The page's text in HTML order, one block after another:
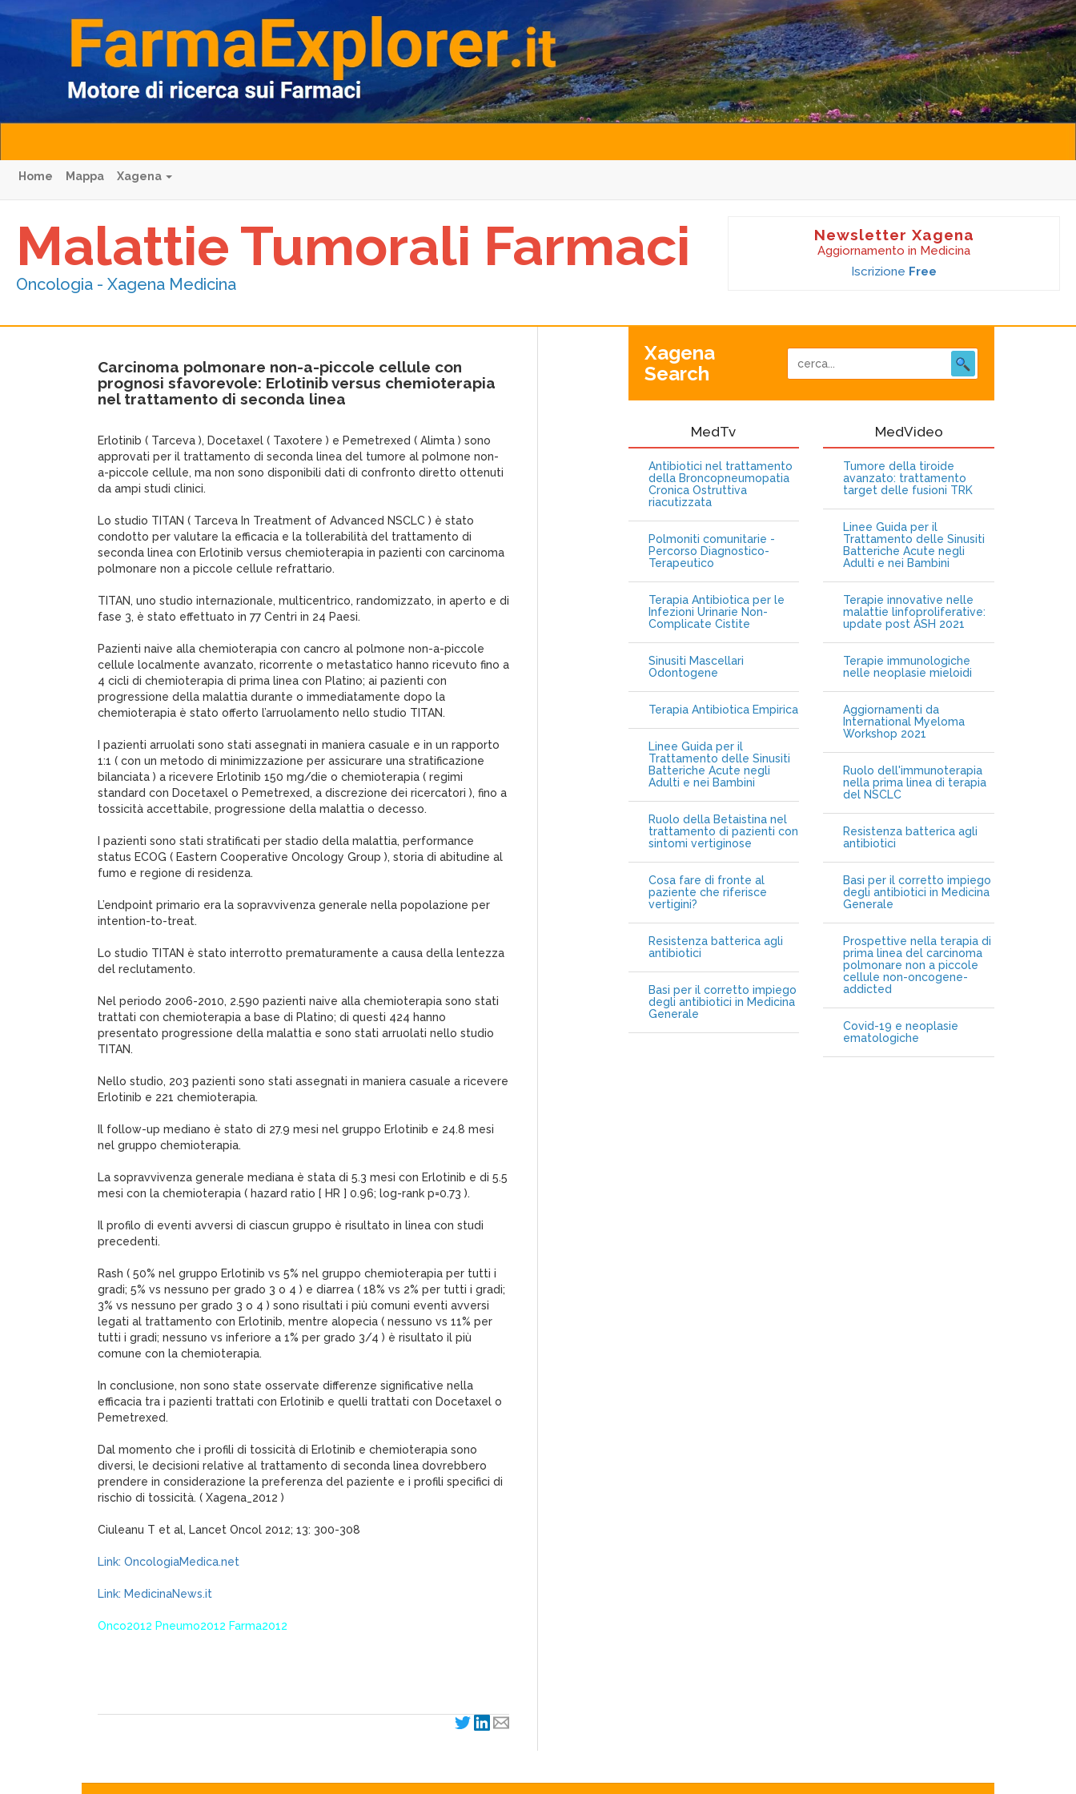
Home Mappa Xagena
Malattie Tumorali Farmaci
Oncologia - Xagena Medicina
Newsletter Xagena
Aggiornamento in Medicina
Iscrizione Free
Carcinoma polmonare non-a-piccole cellule con
prognosi sfavorevole: Erlotinib versus chemioterapia
nel trattamento di seconda linea
Erlotinib ( Tarceva ), Docetaxel ( Taxotere ) e Pemetrexed ( Alimta ) sono
approvati per il trattamento di seconda linea del tumore al polmone non-
a-piccole cellule, ma non sono disponibili dati di confronto diretto ottenuti
da ampi studi clinici.
Lo studio TITAN ( Tarceva In Treatment of Advanced NSCLC ) è stato
condotto per valutare la efficacia e la tollerabilità del trattamento di
seconda linea con Erlotinib versus chemioterapia in pazienti con carcinoma
polmonare non a piccole cellule refrattario.
TITAN, uno studio internazionale, multicentrico, randomizzato, in aperto e di
fase 3, è stato effettuato in 77 Centri in 24 Paesi.
Pazienti naive alla chemioterapia con cancro al polmone non-a-piccole
cellule localmente avanzato, ricorrente o metastatico hanno ricevuto fino a
4 cicli di chemioterapia di prima linea con Platino; ai pazienti con
progressione della malattia durante o immediatamente dopo la
chemioterapia è stato offerto l’arruolamento nello studio TITAN.
I pazienti arruolati sono stati assegnati in maniera casuale e in un rapporto
1:1 ( con un metodo di minimizzazione per assicurare una stratificazione
bilanciata ) a ricevere Erlotinib 150 mg/die o chemioterapia ( regimi
standard con Docetaxel o Pemetrexed, a discrezione dei ricercatori ), fino a
tossicità accettabile, progressione della malattia o decesso.
I pazienti sono stati stratificati per stadio della malattia, performance
status ECOG ( Eastern Cooperative Oncology Group ), storia di abitudine al
fumo e regione di residenza.
L’endpoint primario era la sopravvivenza generale nella popolazione per
intention-to-treat.
Lo studio TITAN è stato interrotto prematuramente a causa della lentezza
del reclutamento.
Nel periodo 2006-2010, 2.590 pazienti naive alla chemioterapia sono stati
trattati con chemioterapia a base di Platino; di questi 424 hanno
presentato progressione della malattia e sono stati arruolati nello studio
TITAN.
Nello studio, 203 pazienti sono stati assegnati in maniera casuale a ricevere
Erlotinib e 221 chemioterapia.
Il follow-up mediano è stato di 27.9 mesi nel gruppo Erlotinib e 24.8 mesi
nel gruppo chemioterapia.
La sopravvivenza generale mediana è stata di 5.3 mesi con Erlotinib e di 5.5
mesi con la chemioterapia ( hazard ratio [ HR ] 0.96; log-rank p=0.73 ).
Il profilo di eventi avversi di ciascun gruppo è risultato in linea con studi
precedenti.
Rash ( 50% nel gruppo Erlotinib vs 5% nel gruppo chemioterapia per tutti i
gradi; 5% vs nessuno per grado 3 o 4 ) e diarrea ( 18% vs 2% per tutti i gradi;
3% vs nessuno per grado 3 o 4 ) sono risultati i più comuni eventi avversi
legati al trattamento con Erlotinib, mentre alopecia ( nessuno vs 11% per
tutti i gradi; nessuno vs inferiore a 1% per grado 3/4 ) è risultato il più
comune con la chemioterapia.
In conclusione, non sono state osservate differenze significative nella
efficacia tra i pazienti trattati con Erlotinib e quelli trattati con Docetaxel o
Pemetrexed.
Dal momento che i profili di tossicità di Erlotinib e chemioterapia sono
diversi, le decisioni relative al trattamento di seconda linea dovrebbero
prendere in considerazione la preferenza del paziente e i profili specifici di
rischio di tossicità. ( Xagena_2012 )
Ciuleanu T et al, Lancet Oncol 2012; 13: 300-308
Link: OncologiaMedica.net
Link: MedicinaNews.it
Onco2012 Pneumo2012 Farma2012
Xagena
Search
MedTv
Antibiotici nel trattamento
della Broncopneumopatia
Cronica Ostruttiva
riacutizzata
Polmoniti comunitarie -
Percorso Diagnostico-
Terapeutico
Terapia Antibiotica per le
Infezioni Urinarie Non-
Complicate Cistite
Sinusiti Mascellari
Odontogene
Terapia Antibiotica Empirica
Linee Guida per il
Trattamento delle Sinusiti
Batteriche Acute negli
Adulti e nei Bambini
Ruolo della Betaistina nel
trattamento di pazienti con
sintomi vertiginose
Cosa fare di fronte al
paziente che riferisce
vertigini?
Resistenza batterica agli
antibiotici
Basi per il corretto impiego
degli antibiotici in Medicina
Generale
MedVideo
Tumore della tiroide
avanzato: trattamento
target delle fusioni TRK
Linee Guida per il
Trattamento delle Sinusiti
Batteriche Acute negli
Adulti e nei Bambini
Terapie innovative nelle
malattie linfoproliferative:
update post ASH 2021
Terapie immunologiche
nelle neoplasie mieloidi
Aggiornamenti da
International Myeloma
Workshop 2021
Ruolo dell'immunoterapia
nella prima linea di terapia
del NSCLC
Resistenza batterica agli
antibiotici
Basi per il corretto impiego
degli antibiotici in Medicina
Generale
Prospettive nella terapia di
prima linea del carcinoma
polmonare non a piccole
cellule non-oncogene-
addicted
Covid-19 e neoplasie
ematologiche